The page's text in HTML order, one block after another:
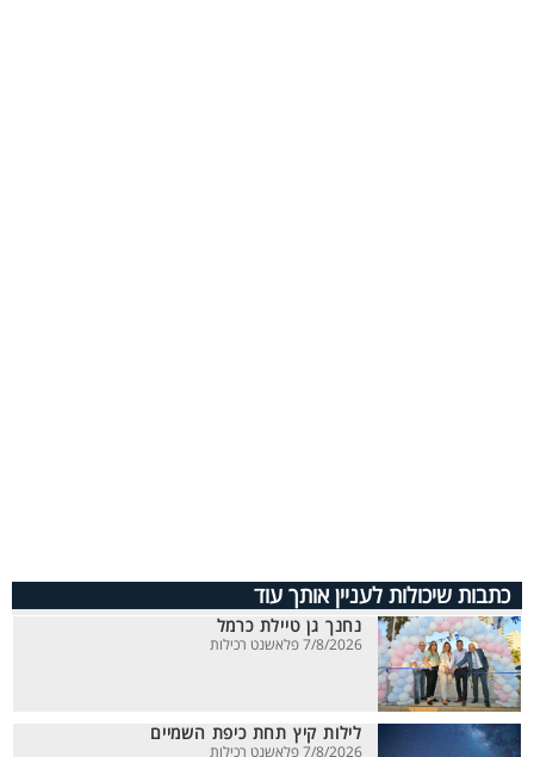
כתבות שיכולות לעניין אותך עוד
נחנך גן טיילת כרמל
7/8/2026 פלאשנט רכילות
לילות קיץ תחת כיפת השמיים
7/8/2026 פלאשנט רכילות